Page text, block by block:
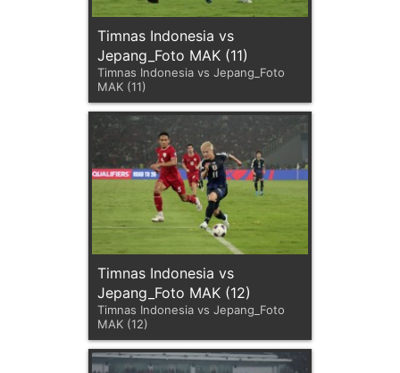
Timnas Indonesia vs
Jepang_Foto MAK (11)
Timnas Indonesia vs Jepang_Foto
MAK (11)
Timnas Indonesia vs
Jepang_Foto MAK (12)
Timnas Indonesia vs Jepang_Foto
MAK (12)